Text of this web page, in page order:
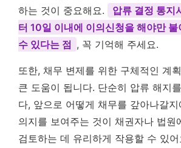
하는 것이 중요해요.
압류 결정 통지
터 10일 이내에 이의신청을 해야만
수 있다는 점 , 꼭 기억해 주세요.
또한, 채무 변제를 위한 구체적인 계
큰 도움이 됩니다. 단순히 압류 해지
다, 앞으로 어떻게 채무를 갚아나갈
의지를 보여주는 것이 채권자나 법원
검토하는 데 유리하게 작용할 수 있